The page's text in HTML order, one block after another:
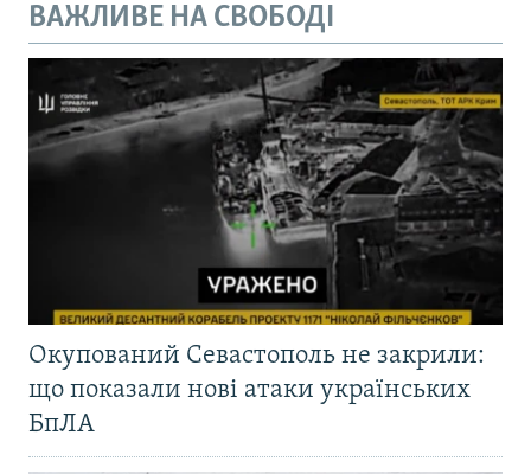
ВАЖЛИВЕ НА СВОБОДІ
Окупований Севастополь не закрили:
що показали нові атаки українських
БпЛА